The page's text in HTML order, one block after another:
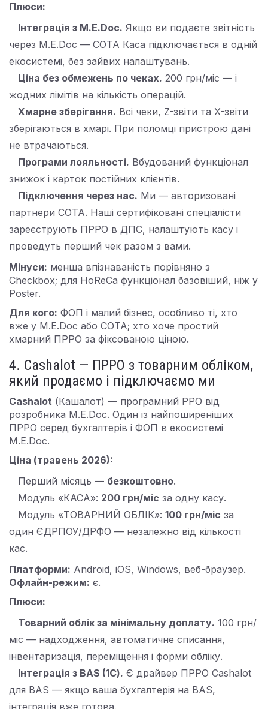
Плюси:
Інтеграція з M.E.Doc. Якщо ви подаєте звітність
через M.E.Doc — СОТА Каса підключається в одній
екосистемі, без зайвих налаштувань.
Ціна без обмежень по чеках. 200 грн/міс — і
жодних лімітів на кількість операцій.
Хмарне зберігання. Всі чеки, Z-звіти та X-звіти
зберігаються в хмарі. При поломці пристрою дані
не втрачаються.
Програми лояльності. Вбудований функціонал
знижок і карток постійних клієнтів.
Підключення через нас. Ми — авторизовані
партнери СОТА. Наші сертифіковані спеціалісти
зареєструють ПРРО в ДПС, налаштують касу і
проведуть перший чек разом з вами.
Мінуси: менша впізнаваність порівняно з
Checkbox; для HoReCa функціонал базовіший, ніж у
Poster.
Для кого: ФОП і малий бізнес, особливо ті, хто
вже у M.E.Doc або СОТА; хто хоче простий
хмарний ПРРО за фіксованою ціною.
4. Cashalot — ПРРО з товарним обліком,
який продаємо і підключаємо ми
Cashalot (Кашалот) — програмний РРО від
розробника M.E.Doc. Один із найпоширеніших
ПРРО серед бухгалтерів і ФОП в екосистемі
M.E.Doc.
Ціна (травень 2026):
Перший місяць — безкоштовно.
Модуль «КАСА»: 200 грн/міс за одну касу.
Модуль «ТОВАРНИЙ ОБЛІК»: 100 грн/міс за
один ЄДРПОУ/ДРФО — незалежно від кількості
кас.
Платформи: Android, iOS, Windows, веб-браузер.
Офлайн-режим: є.
Плюси:
Товарний облік за мінімальну доплату. 100 грн/
міс — надходження, автоматичне списання,
інвентаризація, переміщення і форми обліку.
Інтеграція з BAS (1С). Є драйвер ПРРО Cashalot
для BAS — якщо ваша бухгалтерія на BAS,
інтеграція вже готова.